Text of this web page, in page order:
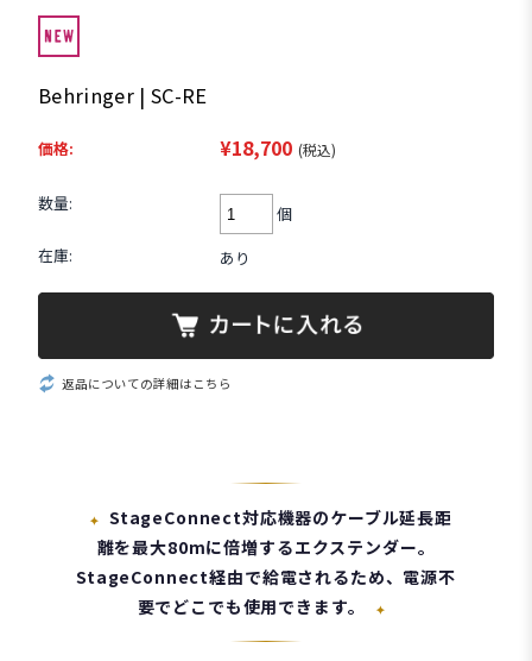
Behringer | SC-RE
価格: ¥18,700 (税込)
数量:
個
在庫:
あり
返品についての詳細はこちら
✦ StageConnect対応機器のケーブル延長距
離を最大80mに倍増するエクステンダー。
StageConnect経由で給電されるため、電源不
要でどこでも使用できます。
✦